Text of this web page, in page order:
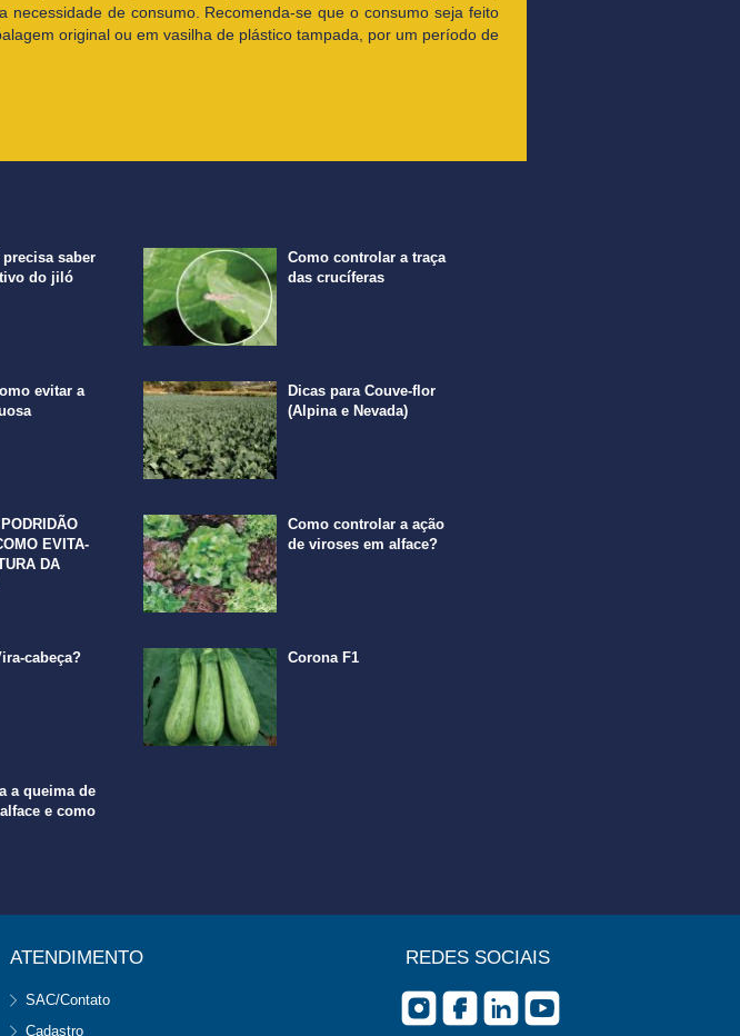
de consumo. Recomenda-se que o consumo seja feito
original ou em vasilha de plástico tampada, por um período de
saber
do jiló
Como controlar a traça
das crucíferas
evitar a
Dicas para Couve-flor
(Alpina e Nevada)
EVITA-
DA
Como controlar a ação
de viroses em alface?
cabeça? Corona F1
a queima de
e como
ATENDIMENTO
SAC/Contato
Cadastro
REDES SOCIAIS